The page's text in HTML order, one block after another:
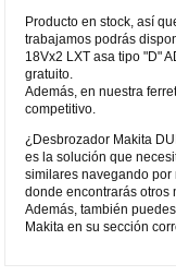
Producto en stock, así
trabajamos podrás
18Vx2 LXT asa tipo "D"
gratuito.
Además, en nuestra
competitivo.
¿Desbrozador Makita
es la solución que
similares navegando por
donde encontrarás otros
Además, también
Makita en su sección